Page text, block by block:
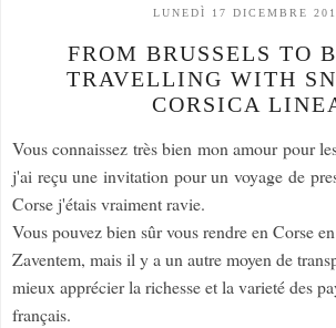
LUNEDÌ 17 DICEMBRE
FROM BRUSSELS TO
TRAVELLING WITH
CORSICA
Vous connaissez très bien mon amour pour
j'ai reçu une invitation pour un voyage de
Corse j'étais vraiment ravie.
Vous pouvez bien sûr vous rendre en Corse
Zaventem, mais il y a un autre moyen de
mieux apprécier la richesse et la varieté des
français.